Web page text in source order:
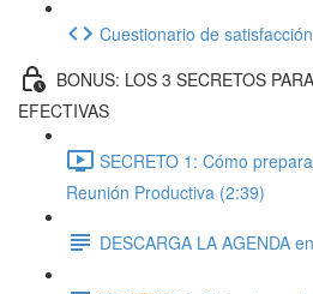
Cuestionario de satisfacción
BONUS: LOS 3 SECRETOS
EFECTIVAS
SECRETO 1: Cómo
Reunión Productiva (2:39)
DESCARGA LA AGENDA